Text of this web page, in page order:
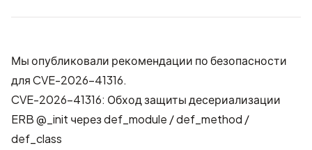
Мы опубликовали рекомендации по безопасности
для CVE-2026-41316.
CVE-2026-41316: Обход защиты десериализации
ERB @_init через def_module / def_method /
def_class